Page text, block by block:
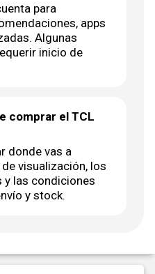
para
apps
Algunas
inicio de
comprar el TCL
donde vas a
visualización, los
y las condiciones
y stock.